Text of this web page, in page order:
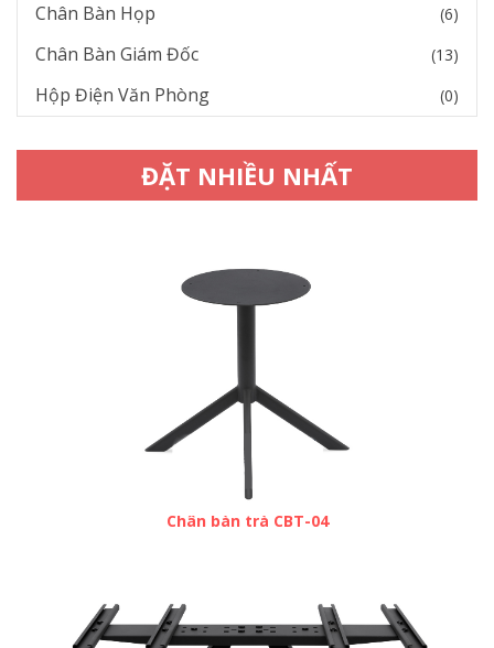
Chân Bàn Họp (6)
Chân Bàn Giám Đốc (13)
Hộp Điện Văn Phòng (0)
ĐẶT NHIỀU NHẤT
Chân bàn trà CBT-04